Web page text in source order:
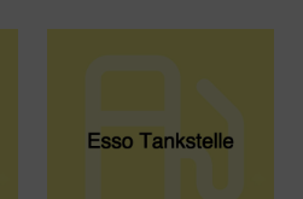
nur ein Ort zum Tanken!